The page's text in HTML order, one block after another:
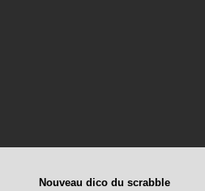
Nouveau dico du scrabble